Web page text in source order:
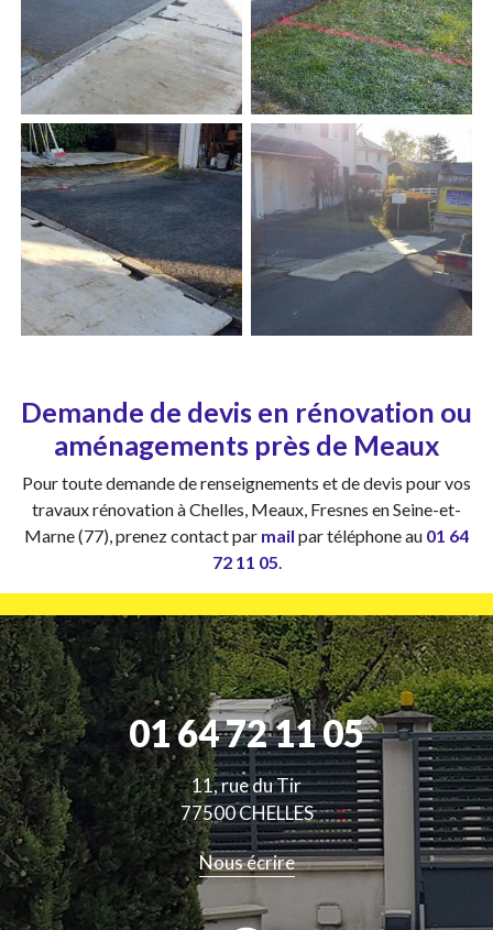
Demande de devis en rénovation ou
aménagements près de Meaux
Pour toute demande de renseignements et de devis pour vos
travaux rénovation à Chelles, Meaux, Fresnes en Seine-et-
Marne (77), prenez contact par mail par téléphone au 01 64
72 11 05.
01 64 72 11 05
11, rue du Tir
77500 CHELLES
Nous écrire